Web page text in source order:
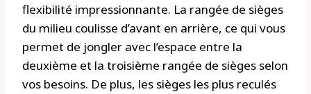
flexibilité impressionnante. La rangée de sièges
du milieu coulisse d’avant en arrière, ce qui vous
permet de jongler avec l’espace entre la
deuxième et la troisième rangée de sièges selon
vos besoins. De plus, les sièges les plus reculés